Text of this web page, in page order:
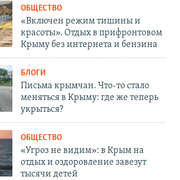
ОБЩЕСТВО
«Включен режим тишины и
красоты». Отдых в прифронтовом
Крыму без интернета и бензина
БЛОГИ
Письма крымчан. Что-то стало
меняться в Крыму: где же теперь
укрыться?
ОБЩЕСТВО
«Угроз не видим»: в Крым на
отдых и оздоровление завезут
тысячи детей